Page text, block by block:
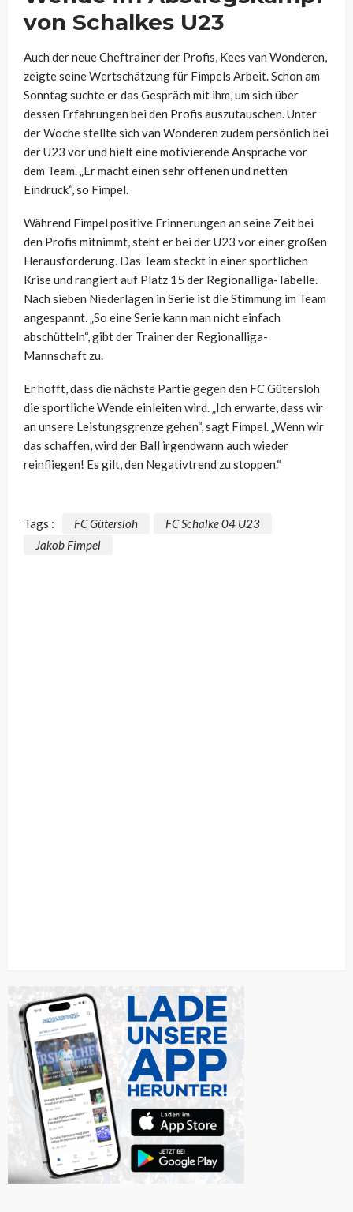
von Schalkes U23
Auch der neue Cheftrainer der Profis, Kees van Wonderen,
zeigte seine Wertschätzung für Fimpels Arbeit. Schon am
Sonntag suchte er das Gespräch mit ihm, um sich über
dessen Erfahrungen bei den Profis auszutauschen. Unter
der Woche stellte sich van Wonderen zudem persönlich bei
der U23 vor und hielt eine motivierende Ansprache vor
dem Team. „Er macht einen sehr offenen und netten
Eindruck“, so Fimpel.
Während Fimpel positive Erinnerungen an seine Zeit bei
den Profis mitnimmt, steht er bei der U23 vor einer großen
Herausforderung. Das Team steckt in einer sportlichen
Krise und rangiert auf Platz 15 der Regionalliga-Tabelle.
Nach sieben Niederlagen in Serie ist die Stimmung im Team
angespannt. „So eine Serie kann man nicht einfach
abschütteln“, gibt der Trainer der Regionalliga-
Mannschaft zu.
Er hofft, dass die nächste Partie gegen den FC Gütersloh
die sportliche Wende einleiten wird. „Ich erwarte, dass wir
an unsere Leistungsgrenze gehen“, sagt Fimpel. „Wenn wir
das schaffen, wird der Ball irgendwann auch wieder
reinfliegen! Es gilt, den Negativtrend zu stoppen.“
Tags : FC Gütersloh
FC Schalke 04 U23
Jakob Fimpel